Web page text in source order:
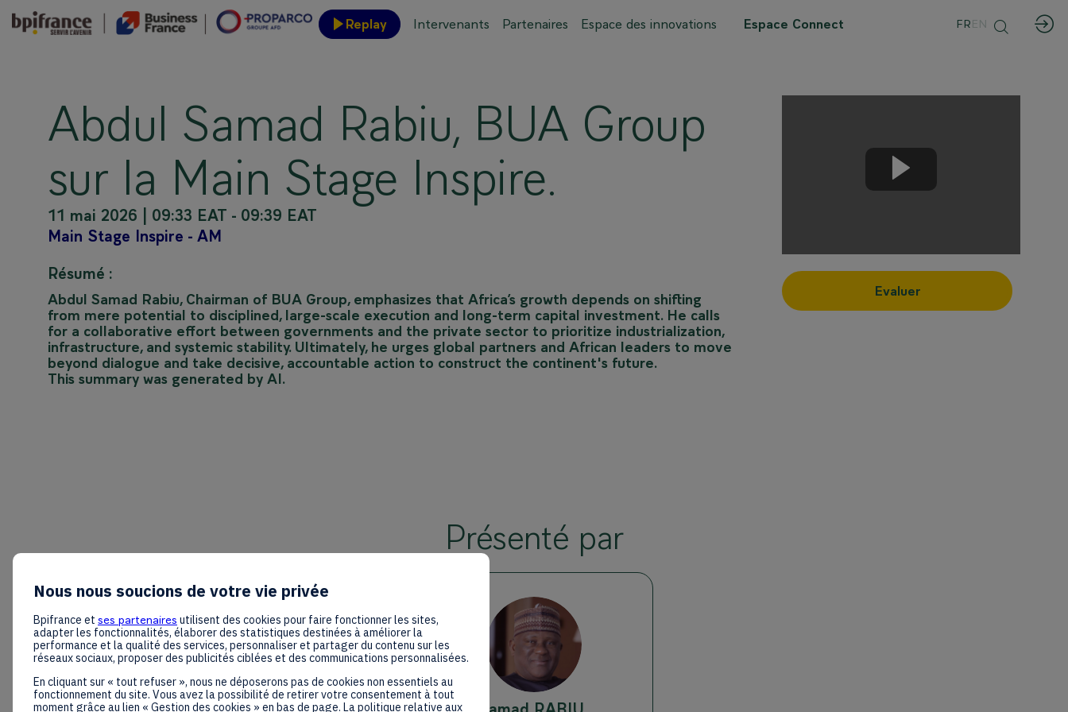
Replay Intervenants Partenaires Espace des innovations Espace Connect FREN
Abdul Samad Rabiu, BUA Group
sur la Main Stage Inspire.
11 mai 2026 09:33 EAT - 09:39 EAT
Main Stage Inspire - AM
Evaluer
Résumé :
Abdul Samad Rabiu, Chairman of BUA Group, emphasizes that Africa’s growth depends on shifting
from mere potential to disciplined, large-scale execution and long-term capital investment. He calls
for a collaborative effort between governments and the private sector to prioritize industrialization,
infrastructure, and systemic stability. Ultimately, he urges global partners and African leaders to move
beyond dialogue and take decisive, accountable action to construct the continent's future.
This summary was generated by AI.
Présenté par
ASR
Nous nous soucions de votre vie privée
Bpifrance et ses partenaires utilisent des cookies pour faire fonctionner les sites,
adapter les fonctionnalités, élaborer des statistiques destinées à améliorer la
performance et la qualité des services, personnaliser et partager du contenu sur les
réseaux sociaux, proposer des publicités ciblées et des communications personnalisées.
En cliquant sur « tout refuser », nous ne déposerons pas de cookies non essentiels au
fonctionnement du site. Vous avez la possibilité de retirer votre consentement à tout
moment grâce au lien « Gestion des cookies » en bas de page. La politique relative aux